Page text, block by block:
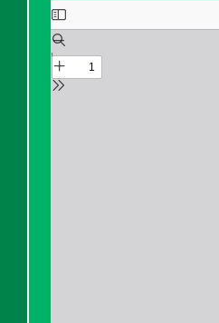
Skip
to
PDF
content